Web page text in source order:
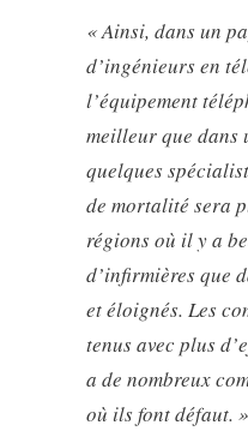
« Ainsi, dans un
d’ingénieurs en
l’équipement
meilleur que dans
quelques
de mortalité sera
régions où il y a
d’infirmières que
et éloignés. Les
tenus avec plus
a de nombreux
où ils font défaut.